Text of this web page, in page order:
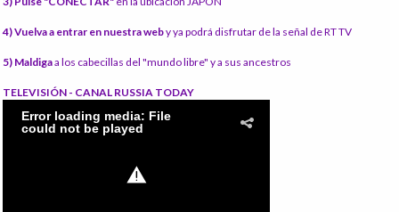
4) Vuelva a entrar en nuestra weby ya podrá disfrutar de la señal de RT TV
5) Maldigaa los cabecillas del "mundo libre" y a sus ancestros
TELEVISIÓN - CANAL RUSSIA TODAY